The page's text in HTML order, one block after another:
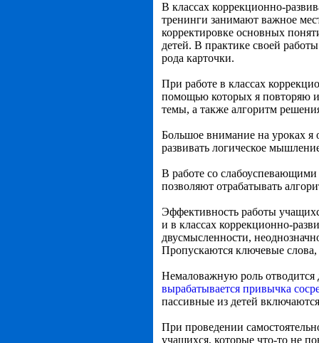
В классах коррекционно-
тренинги занимают важное
корректировке основных
детей. В практике своей
рода карточки.
При работе в классах
помощью которых я повторяю
темы, а также алгоритм
Большое внимание на уроках я
развивать логическое
В работе со
позволяют отрабатывать
Эффективность работы
и в классах коррекционно-
двусмысленности,
Пропускаются ключевые слова,
Немаловажную роль
вырабатывается привычка
пассивные из детей
При проведении
учащихся, которые что-то не